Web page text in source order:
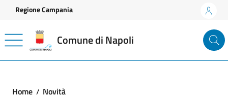
Vai ai contenuti
Vai al footer
Regione Campania
Comune di Napoli
Home
Novità